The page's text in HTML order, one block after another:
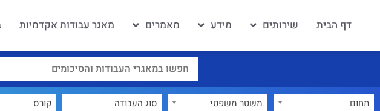
דף הבית שירותים מידע מאמרים מאגר עבודות אקדמיות
תחום משטר משפטי קורס